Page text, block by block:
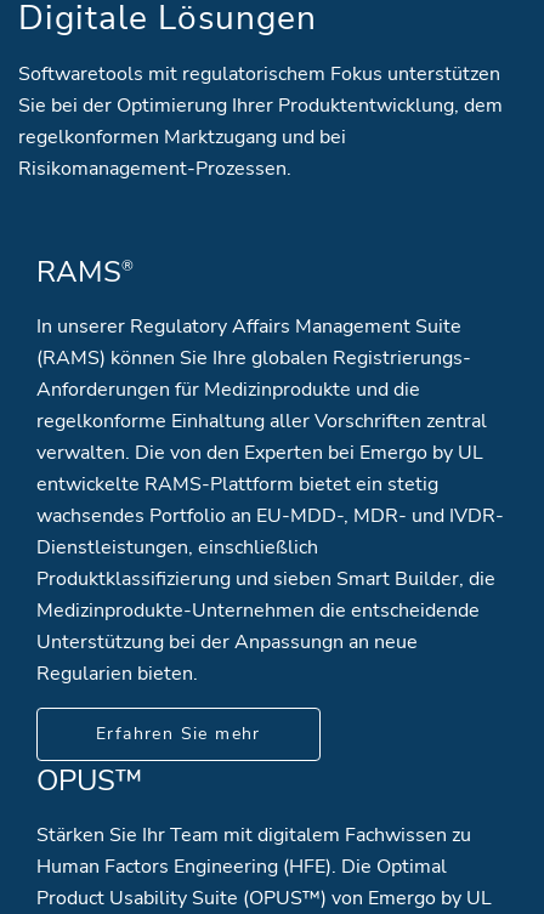
Digitale Lösungen
Softwaretools mit regulatorischem Fokus unterstützen
Sie bei der Optimierung Ihrer Produktentwicklung, dem
regelkonformen Marktzugang und bei
Risikomanagement-Prozessen.
RAMS®
In unserer Regulatory Affairs Management Suite
(RAMS) können Sie Ihre globalen Registrierungs-
Anforderungen für Medizinprodukte und die
regelkonforme Einhaltung aller Vorschriften zentral
verwalten. Die von den Experten bei Emergo by UL
entwickelte RAMS-Plattform bietet ein stetig
wachsendes Portfolio an EU-MDD-, MDR- und IVDR-
Dienstleistungen, einschließlich
Produktklassifizierung und sieben Smart Builder, die
Medizinprodukte-Unternehmen die entscheidende
Unterstützung bei der Anpassungn an neue
Regularien bieten.
Erfahren Sie mehr
OPUS™
Stärken Sie Ihr Team mit digitalem Fachwissen zu
Human Factors Engineering (HFE). Die Optimal
Product Usability Suite (OPUS™) von Emergo by UL